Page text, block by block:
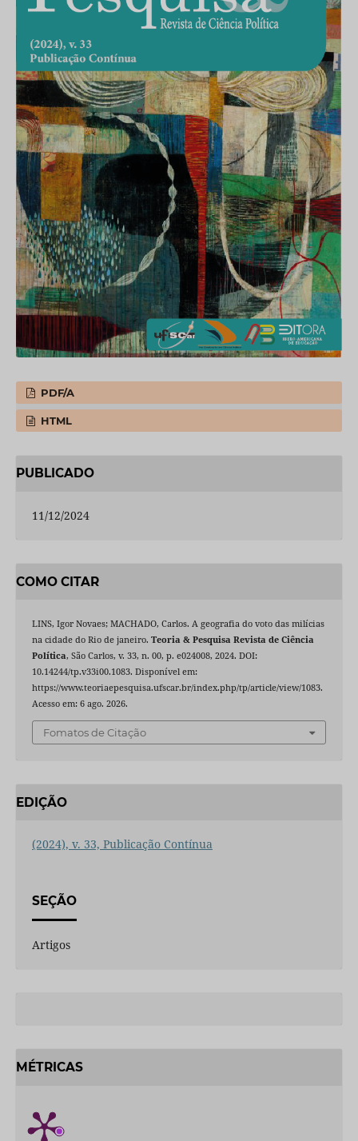
PDF/A
HTML
PUBLICADO
11/12/2024
COMO CITAR
LINS, Igor Novaes; MACHADO, Carlos. A geografia do voto das milícias
na cidade do Rio de janeiro. Teoria & Pesquisa Revista de Ciência
Política, São Carlos, v. 33, n. 00, p. e024008, 2024. DOI:
10.14244/tp.v33i00.1083. Disponível em:
https://www.teoriaepesquisa.ufscar.br/index.php/tp/article/view/1083.
Acesso em: 6 ago. 2026.
Fomatos de Citação
EDIÇÃO
(2024), v. 33, Publicação Contínua
SEÇÃO
Artigos
MÉTRICAS